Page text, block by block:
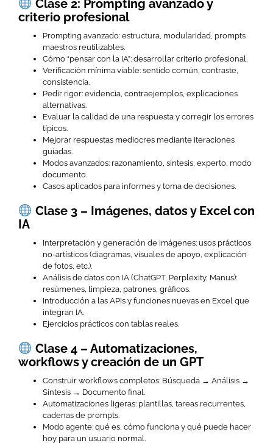
Clase 2: Prompting avanzado y
criterio profesional
Prompting avanzado: estructura, modularidad, prompts
maestros reutilizables.
Cómo “pensar con la IA”: desarrollar criterio profesional.
Verificación mínima viable: sentido común, contraste,
consistencia.
Pedir rigor: evidencia, contraejemplos, explicaciones
alternativas.
Evaluar la calidad de una respuesta y corregir los errores
típicos.
Mejorar respuestas mediocres mediante iteraciones
guiadas.
Modos avanzados: razonamiento, síntesis, experto, modo
documento.
Casos aplicados para informes y toma de decisiones.
Clase 3 – Imágenes, datos y Excel con
IA
Interpretación y generación de imágenes: usos prácticos
no-artísticos (diagramas, visuales de apoyo, explicación
de fotos, etc.).
Análisis de datos con IA (ChatGPT, Perplexity, Manus):
resúmenes, limpieza, patrones, gráficos.
Introducción a las APIs y funciones nuevas en Excel que
integran IA.
Ejercicios prácticos con tablas reales.
Clase 4 – Automatizaciones,
workflows y creación de un GPT
Construir workflows completos: Búsqueda → Análisis →
Síntesis → Documento final.
Automatizaciones ligeras: plantillas, tareas recurrentes,
cadenas de prompts.
Modo agente: qué es, cómo funciona y qué puede hacer
hoy para un usuario normal.